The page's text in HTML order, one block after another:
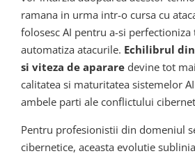
ramana in urma intr-o cursa cu
folosesc AI pentru a-si perfectioniza
automatiza atacurile. Echilibrul
si viteza de aparare devine tot
calitatea si maturitatea sistemelor
ambele parti ale conflictului
Pentru profesionistii din domeniul
cibernetice, aceasta evolutie